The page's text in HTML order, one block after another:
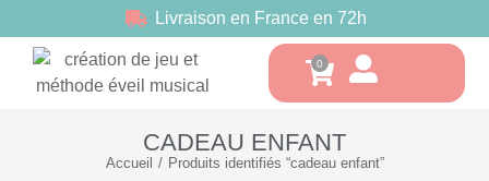
Livraison en France en 72h
CADEAU ENFANT
Vous êtes ici :
Accueil Produits identifiés “cadeau enfant”